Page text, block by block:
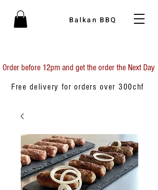
Balkan BBQ
Free delivery for orders over 300chf
Order before 12pm and get the order the Next Day